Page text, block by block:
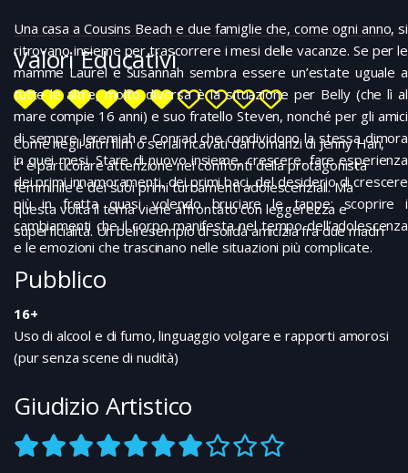
Una casa a Cousins Beach e due famiglie che, come ogni anno, si
ritrovano insieme per trascorrere i mesi delle vacanze. Se per le
mamme Laurel e Susannah sembra essere un’estate uguale a
tutte le altre, molto diversa è la situazione per Belly (che lì al
mare compie 16 anni) e suo fratello Steven, nonché per gli amici
di sempre Jeremiah e Conrad che condividono la stessa dimora
in quei mesi. Stare di nuovo insieme, crescere, fare esperienza
dei primi innamoramenti, dei primi baci, del desiderio di crescere
più in fretta quasi volendo bruciare le tappe: scoprire i
cambiamenti che il corpo manifesta nel tempo dell’adolescenza
e le emozioni che trascinano nelle situazioni più complicate.
Valori Educativi
Come negli altri film o serial ricavati dai romanzi di Jenny Han,
c’ è particolare attenzione nei confronti della protagonista
femminile e dei suoi primi turbamenti adolescenziali. Ma
questa volta il tema viene affrontato con leggerezza e
superficialità. Un bell’esempio di solida amicizia fra due madri
Pubblico
16+
Uso di alcool e di fumo, linguaggio volgare e rapporti amorosi
(pur senza scene di nudità)
Giudizio Artistico